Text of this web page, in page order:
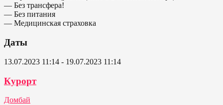
— Без трансфера!
— Без питания
— Медицинская страховка
Даты
13.07.2023 11:14 - 19.07.2023 11:14
Курорт
Домбай